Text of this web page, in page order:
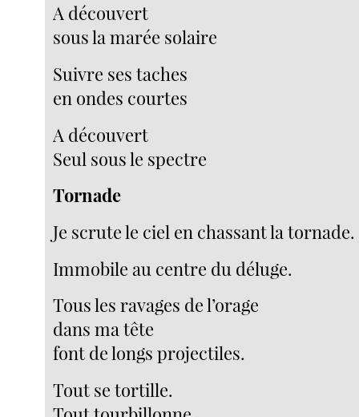
A découvert
sous la marée solaire
Suivre ses taches
en ondes courtes
A découvert
Seul sous le spectre
Tornade
Je scrute le ciel en chassant la tornade.
Immobile au centre du déluge.
Tous les ravages de l’orage
dans ma tête
font de longs projectiles.
Tout se tortille.